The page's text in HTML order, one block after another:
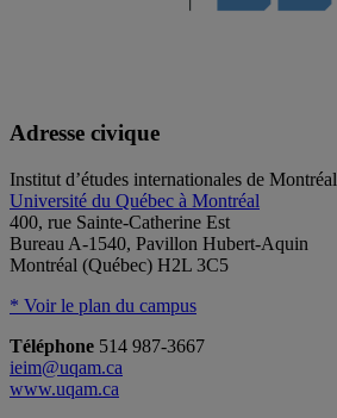
Adresse civique
Institut d’études internationales de Montréal
Université du Québec à Montréal
400, rue Sainte-Catherine Est
Bureau A-1540, Pavillon Hubert-Aquin
Montréal (Québec) H2L 3C5
* Voir le plan du campus
Téléphone 514 987-3667
ieim@uqam.ca
www.uqam.ca